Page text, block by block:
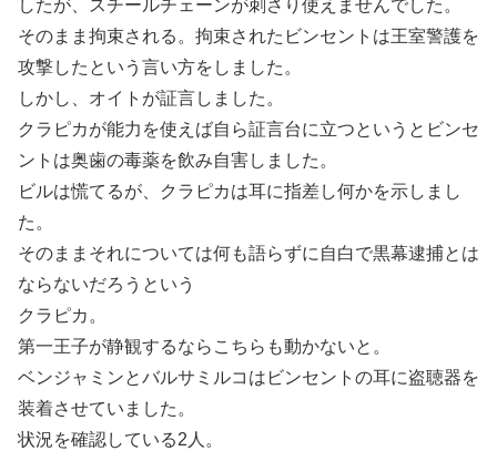
したが、スチールチェーンが刺さり使えませんでした。
そのまま拘束される。拘束されたビンセントは王室警護を
攻撃したという言い方をしました。
しかし、オイトが証言しました。
クラピカが能力を使えば自ら証言台に立つというとビンセ
ントは奥歯の毒薬を飲み自害しました。
ビルは慌てるが、クラピカは耳に指差し何かを示しまし
た。
そのままそれについては何も語らずに自白で黒幕逮捕とは
ならないだろうという
クラピカ。
第一王子が静観するならこちらも動かないと。
ベンジャミンとバルサミルコはビンセントの耳に盗聴器を
装着させていました。
状況を確認している2人。